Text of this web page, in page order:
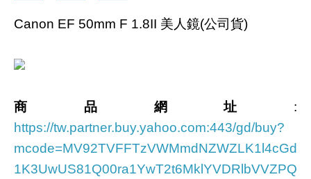
Canon EF 50mm F 1.8II 美人鏡(公司貨)
商品網址 :
https://tw.partner.buy.yahoo.com:443/gd/buy?
mcode=MV92TVFFTzVWMmdNZWZLK1l4cGd
1K3UwUS81Q00ra1YwT2t6MklYVDRlbVVZPQ